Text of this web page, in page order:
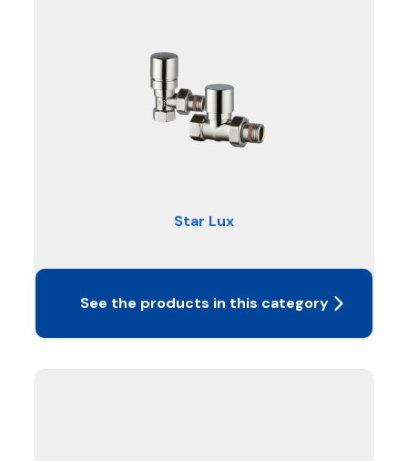
Star Lux
See the products in this category